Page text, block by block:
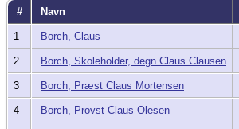
# Navn
1 Borch, Claus
2 Borch, Skoleholder, degn Claus Clausen
3 Borch, Præst Claus Mortensen
4 Borch, Provst Claus Olesen